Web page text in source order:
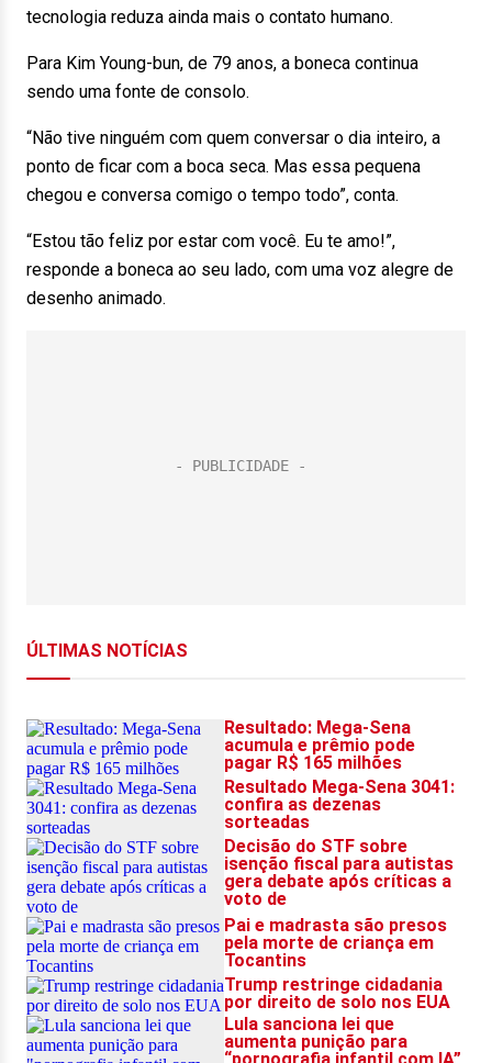
tecnologia reduza ainda mais o contato humano.
Para Kim Young-bun, de 79 anos, a boneca continua
sendo uma fonte de consolo.
“Não tive ninguém com quem conversar o dia inteiro, a
ponto de ficar com a boca seca. Mas essa pequena
chegou e conversa comigo o tempo todo”, conta.
“Estou tão feliz por estar com você. Eu te amo!”,
responde a boneca ao seu lado, com uma voz alegre de
desenho animado.